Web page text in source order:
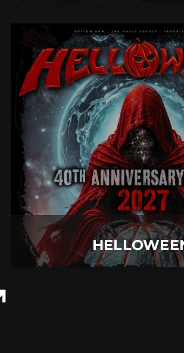
06.
August 2027 |
Mehr Details